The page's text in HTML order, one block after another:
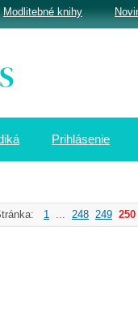
Prihlásenie
1 ... 248 249 250
Modlitebné knihy